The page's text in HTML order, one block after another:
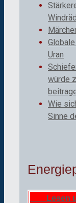
Uran
würde
Wie
Sinne
Lesen